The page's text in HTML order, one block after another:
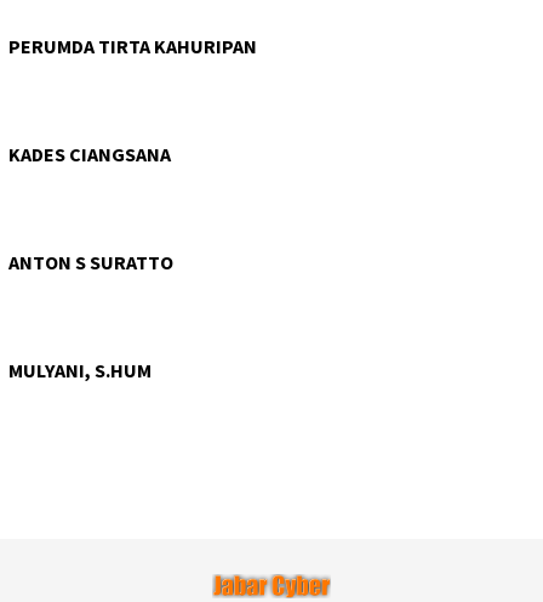
PERUMDA TIRTA KAHURIPAN
KADES CIANGSANA
ANTON S SURATTO
MULYANI, S.HUM